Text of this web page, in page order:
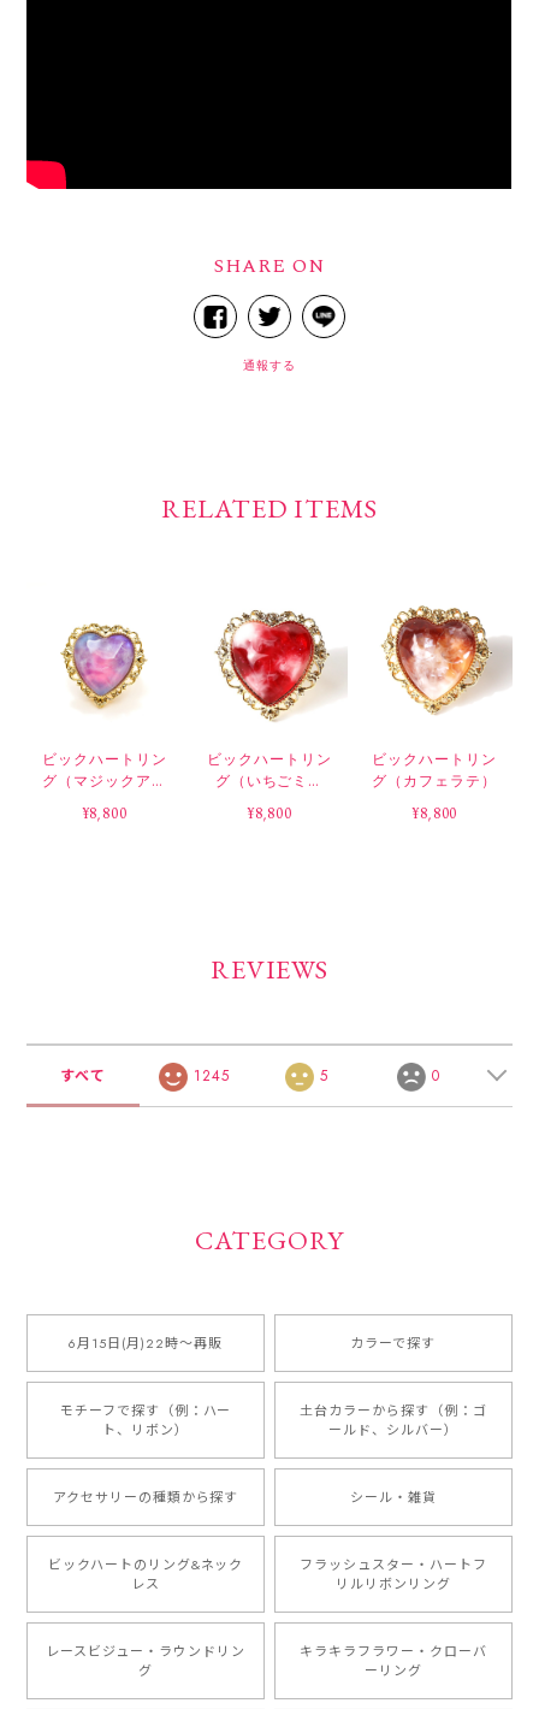
SHARE ON
通報する
RELATED ITEMS
ビックハートリン
グ（マジックアワ
ー）
¥8,800
ビックハートリン
グ（いちごミル
ク）
¥8,800
ビックハートリン
グ（カフェラテ）
¥8,800
REVIEWS
すべて 1245 5 0
CATEGORY
6月15日(月)22時〜再販 カラーで探す
モチーフで探す（例：ハー
ト、リボン）
土台カラーから探す（例：ゴ
ールド、シルバー）
アクセサリーの種類から探す シール・雑貨
ビックハートのリング&ネック
レス
フラッシュスター・ハートフ
リルリボンリング
レースビジュー・ラウンドリン
グ
キラキラフラワー・クローバ
ーリング